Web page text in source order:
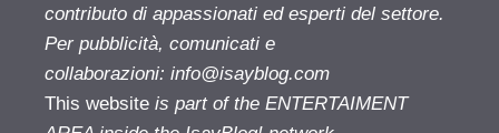
contributo di appassionati ed esperti del settore.
Per pubblicità, comunicati e
collaborazioni: info@isayblog.com
This website is part of the ENTERTAIMENT